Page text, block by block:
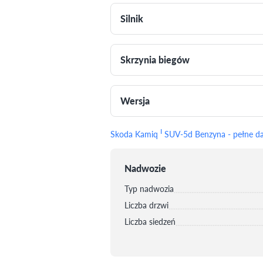
Silnik
Skrzynia biegów
Wersja
Skoda Kamiq I SUV-5d Benzyna - pełne
Nadwozie
Typ nadwozia
Liczba drzwi
Liczba siedzeń